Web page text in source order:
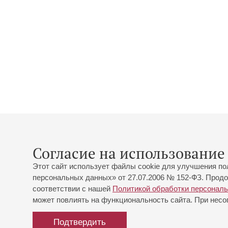
Согласие на
Этот сайт использует файлы cookie для улучшения
персональных данных» от 27.07.2006 № 152-ФЗ.
соответствии с нашей Политикой обработки
может повлиять на функциональность сайта. При
Подтвердить